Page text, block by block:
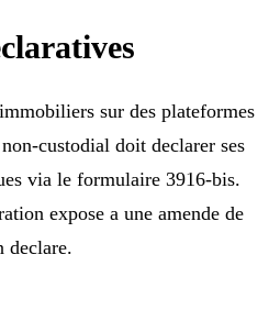
sur des plateformes
custodial doit declarer ses
via le formulaire 3916-bis.
expose a une amende de
declare.